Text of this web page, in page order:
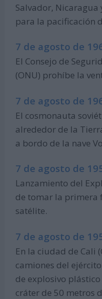
Salvador,
para la pacificación
7 de agosto de
El Consejo de
(ONU) prohíbe la
7 de agosto de
El cosmonauta
alrededor de la
a bordo de la nave
7 de agosto de
Lanzamiento del
de tomar la primera
satélite.
7 de agosto de
En la ciudad de Cali
camiones del
de explosivo
cráter de 50 metros